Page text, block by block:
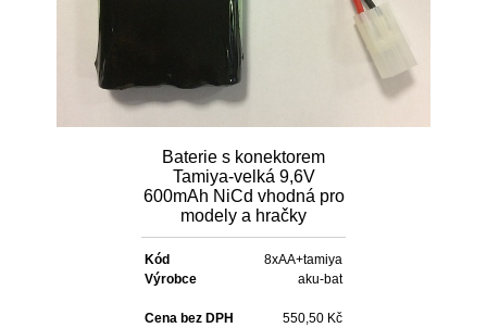
Baterie s konektorem
Tamiya-velká 9,6V
600mAh NiCd vhodná pro
modely a hračky
Kód
8xAA+tamiya
Výrobce
aku-bat
Cena bez DPH
550,50 Kč